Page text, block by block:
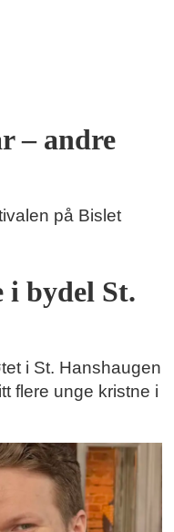
– andre
på Bislet
i bydel St.
i St. Hanshaugen
flere unge kristne i